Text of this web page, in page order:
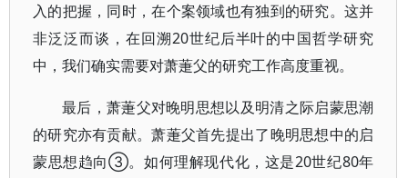
入的把握，同时，在个案领域也有独到的研究。这并
非泛泛而谈，在回溯20世纪后半叶的中国哲学研究
中，我们确实需要对萧萐父的研究工作高度重视。
最后，萧萐父对晚明思想以及明清之际启蒙思潮
的研究亦有贡献。萧萐父首先提出了晚明思想中的启
蒙思想趋向③。如何理解现代化，这是20世纪80年